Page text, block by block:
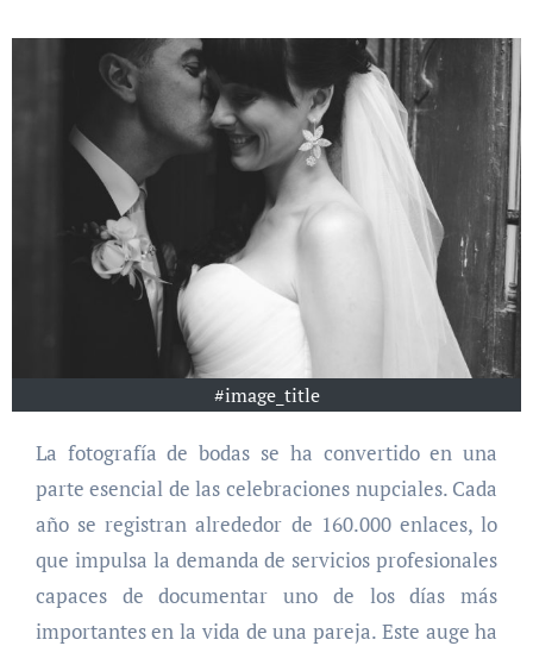
#image_title
La fotografía de bodas se ha convertido en una
parte esencial de las celebraciones nupciales. Cada
año se registran alrededor de 160.000 enlaces, lo
que impulsa la demanda de servicios profesionales
capaces de documentar uno de los días más
importantes en la vida de una pareja. Este auge ha